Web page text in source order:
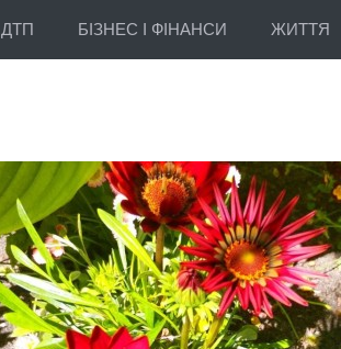
ДТП БІЗНЕС І ФІНАНСИ ЖИТТЯ